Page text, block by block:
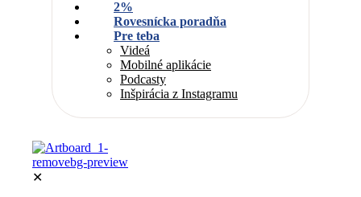
2%
Rovesnícka poradňa
Pre teba
Videá
Mobilné aplikácie
Podcasty
Inšpirácia z Instagramu
✕